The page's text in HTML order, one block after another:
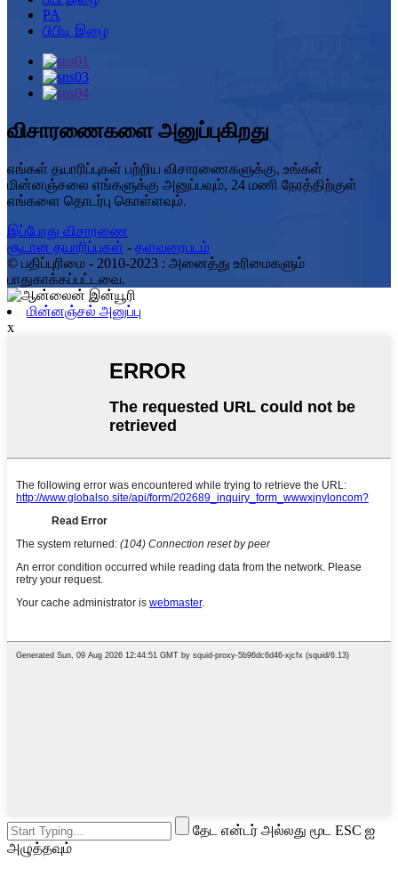
PA
பிபிடி இழை
விசாரணைகளை அனுப்புகிறது
எங்கள் தயாரிப்புகள் பற்றிய விசாரணைகளுக்கு, உங்கள்
மின்னஞ்சலை எங்களுக்கு அனுப்பவும், 24 மணி நேரத்திற்குள்
எங்களை தொடர்பு கொள்ளவும்.
இப்போது விசாரணை
சூடான தயாரிப்புகள் - தளவரைபடம்
© பதிப்புரிமை - 2010-2023 : அனைத்து உரிமைகளும்
பாதுகாக்கப்பட்டவை.
மின்னஞ்சல் அனுப்பு
x
தேட என்டர் அல்லது மூட ESC ஐ
அழுத்தவும்